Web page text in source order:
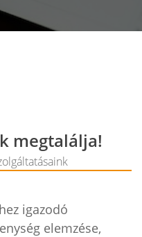
megtalálja!
igazodó
elemzése,